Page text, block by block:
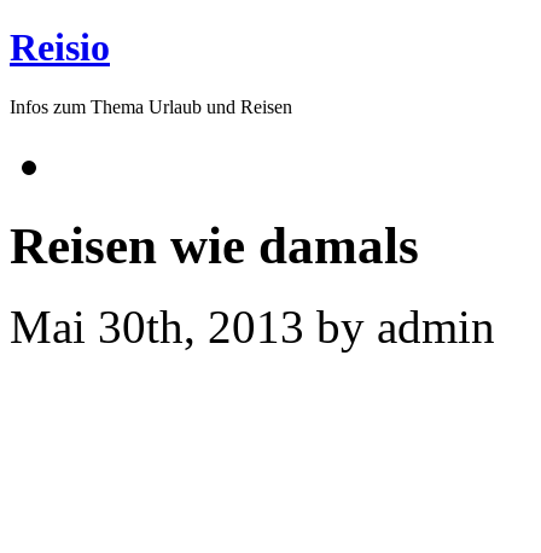
Reisio
Infos zum Thema Urlaub und Reisen
Reisen wie damals
Mai 30th, 2013 by admin